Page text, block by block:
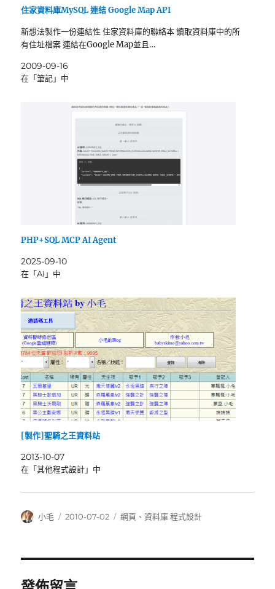
住家資料庫MySQL 連結 Google Map API
新想法製作一份連結性 住家資料庫的聯絡本 讀取資料庫中的所
有住址檔案 連結在Google Map並且…
2009-09-16
在「筆記」中
PHP+SQL MCP AI Agent
2025-09-10
在「AI」中
[製作]聖騎之王資料站
2013-10-07
在「其他程式設計」中
作
小毛
發
2010-07-02
分
網頁 、資料庫 程式設計